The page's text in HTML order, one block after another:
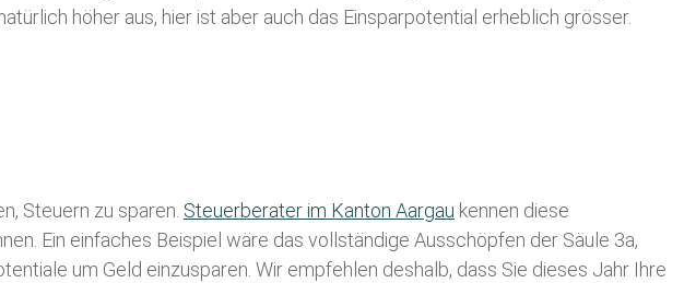
höher aus, hier ist aber auch das Einsparpotential erheblich grösser.
Steuern zu sparen. Steuerberater im K anton Aargau kennen diese
Ein einfaches Beispiel wäre das vollständige Ausschöpfen der Säule 3a,
um Geld einzusparen. Wir empfehlen deshalb, dass Sie dieses Jahr Ihre